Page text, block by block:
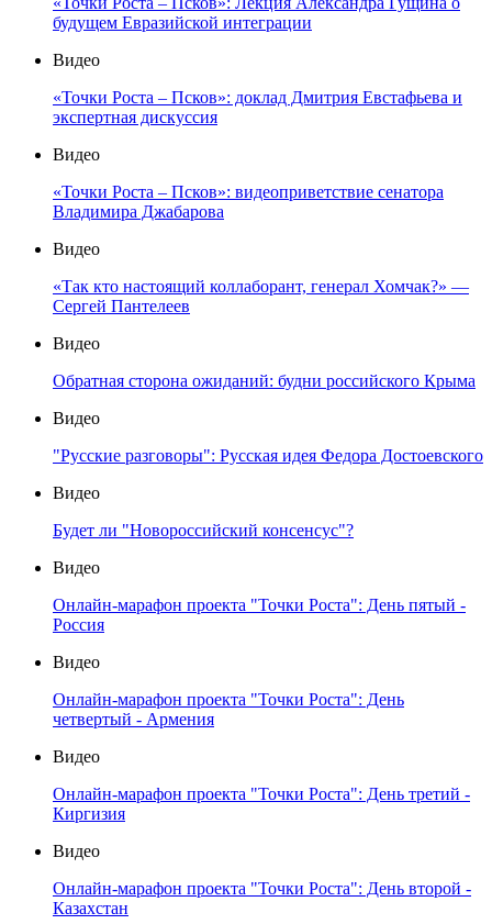
будущем Евразийской интеграции
Видео
«Точки Роста – Псков»: доклад Дмитрия Евстафьева и
экспертная дискуссия
Видео
«Точки Роста – Псков»: видеоприветствие сенатора
Владимира Джабарова
Видео
«Так кто настоящий коллаборант, генерал Хомчак?» —
Сергей Пантелеев
Видео
Обратная сторона ожиданий: будни российского Крыма
Видео
"Русские разговоры": Русская идея Федора Достоевского
Видео
Будет ли "Новороссийский консенсус"?
Видео
Онлайн-марафон проекта "Точки Роста": День пятый -
Россия
Видео
Онлайн-марафон проекта "Точки Роста": День
четвертый - Армения
Видео
Онлайн-марафон проекта "Точки Роста": День третий -
Киргизия
Видео
Онлайн-марафон проекта "Точки Роста": День второй -
Казахстан